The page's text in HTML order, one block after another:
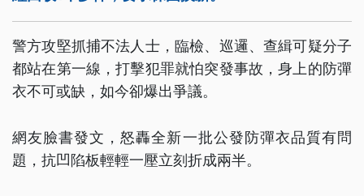
警方攻堅抓捕不法人士，臨檢、巡邏、查緝可疑分子
都站在第一線，打擊犯罪就怕突發事故，身上的防彈
衣不可或缺，如今卻爆出爭議。
網友臉書發文，怒轟全新一批公發防彈衣品質有問
題，抗凹陷板輕輕一壓立刻折成兩半。